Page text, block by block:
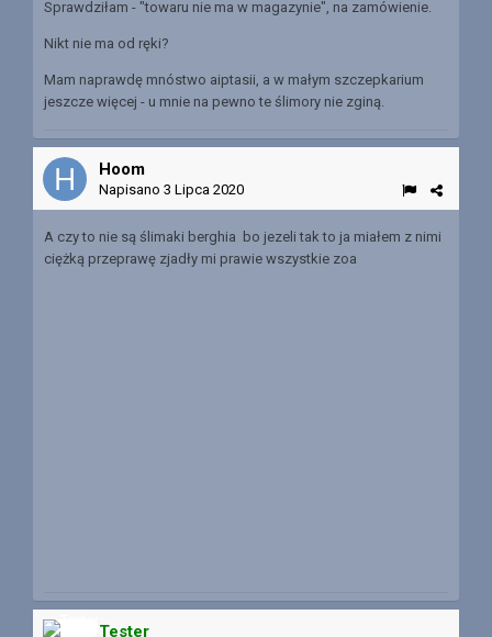
Sprawdziłam - "towaru nie ma w magazynie", na zamówienie.
Nikt nie ma od ręki?
Mam naprawdę mnóstwo aiptasii, a w małym szczepkarium
jeszcze więcej - u mnie na pewno te ślimory nie zginą.
Hoom
Napisano 3 Lipca 2020
A czy to nie są ślimaki berghia bo jezeli tak to ja miałem z nimi
ciężką przeprawę zjadły mi prawie wszystkie zoa
Tester